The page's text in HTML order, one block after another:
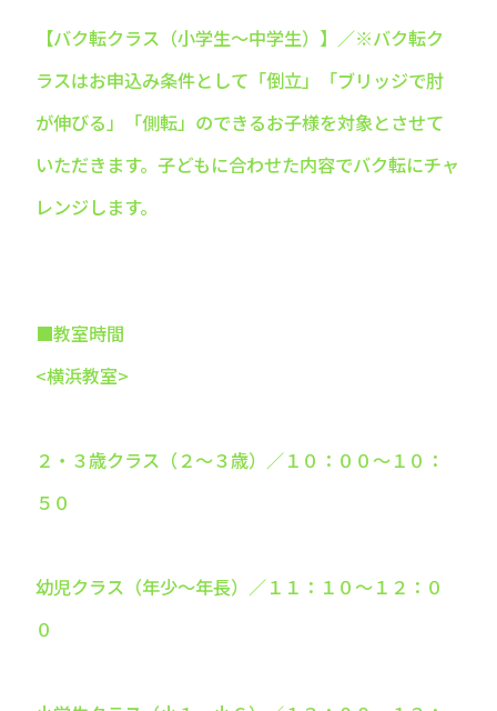
【バク転クラス（小学生～中学生）】／※バク転ク
ラスはお申込み条件として「倒立」「ブリッジで肘
が伸びる」「側転」のできるお子様を対象とさせて
いただきます。子どもに合わせた内容でバク転にチャ
レンジします。
■教室時間
<横浜教室>
２・３歳クラス（２～３歳）／１０：００～１０：
５０
幼児クラス（年少～年長）／１１：１０～１２：０
０